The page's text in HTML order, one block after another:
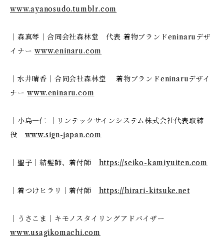
www.ayanosudo.tumblr.com
｜森真琴｜合同会社森林堂 代表 着物ブランドeninaruデザ
イナーwww.eninaru.com
｜水井晴香｜合同会社森林堂 着物ブランドeninaruデザイ
ナーwww.eninaru.com
｜小島一仁 ｜リンテックサインシステム株式会社代表取締
役 www.sign-japan.com
｜聖子｜結髪師、着付師 https://seiko-kamiyuiten.com
｜着つけヒラリ｜着付師 https://hirari-kitsuke.net
｜うさこま｜キモノスタイリングアドバイザー
www.usagikomachi.com